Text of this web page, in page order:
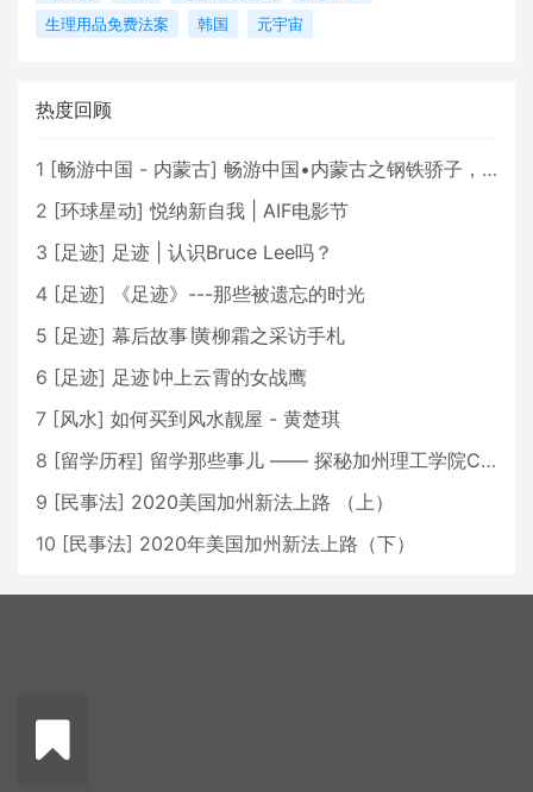
生理用品免费法案
韩国 元宇宙
热度回顾
1 [畅游中国 - 内蒙古] 畅游中国•内蒙古之钢铁骄子，魅力包头
2 [环球星动] 悦纳新自我 | AIF电影节
3 [足迹] 足迹 | 认识Bruce Lee吗？
4 [足迹]
《足迹》---那些被遗忘的时光
5 [足迹] 幕后故事∣黄柳霜之采访手札
6 [足迹] 足迹∣冲上云霄的女战鹰
7 [风水] 如何买到风水靓屋 - 黄楚琪
8 [留学历程] 留学那些事儿 —— 探秘加州理工学院Caltech博士生活 [上集]
9 [民事法] 2020美国加州新法上路 （上）
10 [民事法] 2020年美国加州新法上路（下）